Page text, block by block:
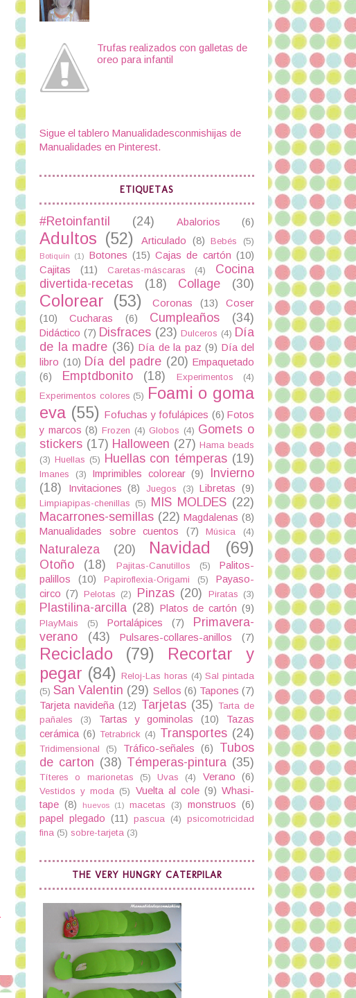
Trufas realizados con galletas de
oreo para infantil
Sigue el tablero Manualidadesconmishijas de
Manualidades en Pinterest.
ETIQUETAS
#Retoinfantil (24) Abalorios (6)
Adultos (52) Articulado (8) Bebés (5)
Botiquín (1) Botones (15) Cajas de cartón (10)
Cajitas
(11) Caretas-máscaras (4)
Cocina
divertida-recetas
(18) Collage (30)
Colorear (53) Coronas (13)
Coser
(10)
Cucharas (6) Cumpleaños (34)
Didáctico (7) Disfraces (23) Dulceros (4) Día
de la madre (36) Día de la paz (9) Día del
libro (10) Día del padre (20) Empaquetado
(6)
Emptdbonito (18) Experimentos
(4)
Experimentos colores (5) Foami o goma
eva (55) Fofuchas y fofulápices (6) Fotos
y marcos (8) Frozen (4) Globos (4) Gomets o
stickers (17) Halloween (27) Hama beads
(3) Huellas (5) Huellas con témperas (19)
Imanes (3) Imprimibles colorear (9)
Invierno
(18)
Invitaciones (8) Juegos (3) Libretas (9)
Limpiapipas-chenillas (5) MIS MOLDES (22)
Macarrones-semillas (22) Magdalenas (8)
Manualidades sobre cuentos
(7) Música (4)
Naturaleza (20) Navidad (69)
Otoño (18) Pajitas-Canutillos (5)
Palitos-
palillos
(10) Papiroflexia-Origami (5)
Payaso-
circo (7) Pelotas (2) Pinzas (20) Piratas (3)
Plastilina-arcilla (28) Platos de cartón (9)
PlayMais (5) Portalápices (7)
Primavera-
verano
(43) Pulsares-collares-anillos (7)
Reciclado (79)
Recortar y
pegar (84) Reloj-Las horas (4) Sal pintada
(5) San Valentin (29) Sellos (6) Tapones (7)
Tarjeta navideña (12) Tarjetas (35) Tarta de
pañales
(3) Tartas y gominolas (10)
Tazas
cerámica (6) Tetrabrick (4) Transportes (24)
Tridimensional (5) Tráfico-señales (6)
Tubos
de carton (38) Témperas-pintura (35)
Títeres o marionetas (5) Uvas (4) Verano (6)
Vestidos y moda (5) Vuelta al cole (9) Whasi-
tape (8) huevos (1) macetas (3) monstruos (6)
papel plegado (11) pascua (4) psicomotricidad
fina (5) sobre-tarjeta (3)
THE VERY HUNGRY CATERPILAR